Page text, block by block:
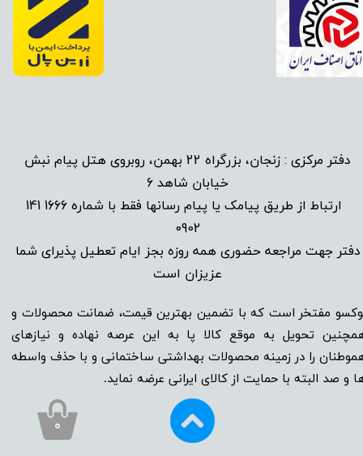
دفتر مرکزی : زنجان، بزرگراه 22 بهمن، روبروی هتل پیام نبش
خیابان شاهد 6
ارتباط از طریق پیامک یا پیام رسانها فقط با شماره
1666 141
0902
دفتر جهت مراجعه حضوری همه روزه بجز ایام تعطیل پذیرای شما
عزیزان است​​​​​​​
مفتخر است که با تضمین بهترین قیمت، ضمانت محصولات و
تحویل به موقع کالا پا به این عرصه نهاده و نیاز‌‌‌‌‌‌‌‌های
را در زمینه‌‌‌ محصولات بهداشتی ساختمانی و با حذف واسطه
و صد البته با حمایت از کالای ایرانی عرضه نماید.
۰